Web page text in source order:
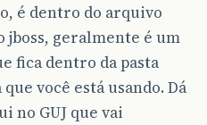
é dentro do arquivo
jboss, geralmente é um
fica dentro da pasta
você está usando. Dá
no GUJ que vai